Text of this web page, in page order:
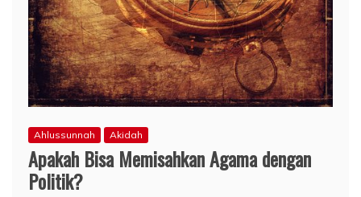
Ahlussunnah Akidah
Apakah Bisa Memisahkan Agama dengan
Politik?